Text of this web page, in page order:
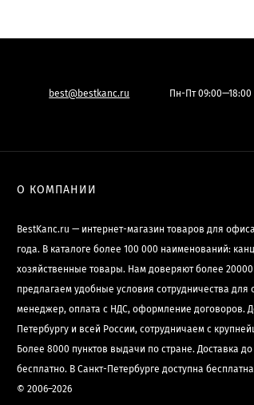
best@bestkanc.ru Пн-Пт 09:00—18:00
О КОМПАНИИ
BestKanc.ru — интернет-магазин товаров для
года. В каталоге более 100 000 наименований:
хозяйственные товары. Нам доверяют более
предлагаем удобные условия сотрудничества для
менеджер, оплата с НДС, оформление договоров.
Петербургу и всей России, сотрудничаем с
Более 8000 пунктов выдачи по стране. Доставка
бесплатно. В Санкт-Петербурге доступна
© 2006–2026